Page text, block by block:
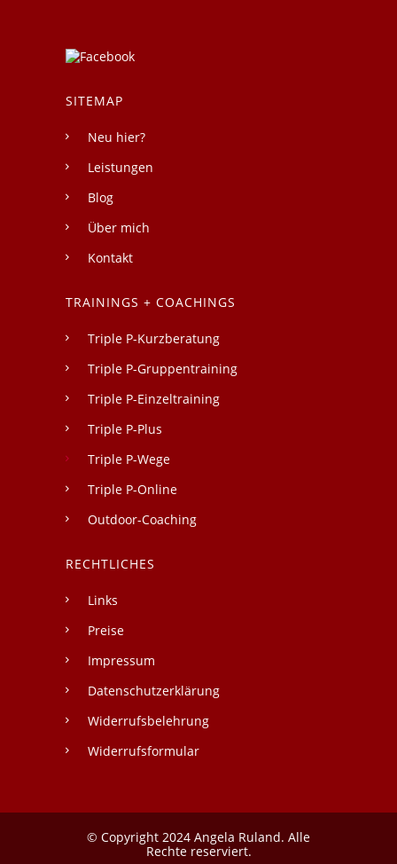
SITEMAP
Neu hier?
Leistungen
Blog
Über mich
Kontakt
TRAININGS + COACHINGS
Triple P-Kurzberatung
Triple P-Gruppentraining
Triple P-Einzeltraining
Triple P-Plus
Triple P-Wege
Triple P-Online
Outdoor-Coaching
RECHTLICHES
Links
Preise
Impressum
Datenschutzerklärung
Widerrufsbelehrung
Widerrufsformular
© Copyright 2024 Angela Ruland. Alle
Rechte reserviert.